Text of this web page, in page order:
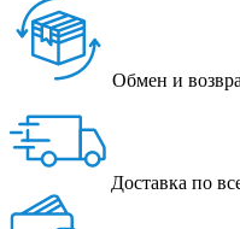
Обмен и
Доставка по